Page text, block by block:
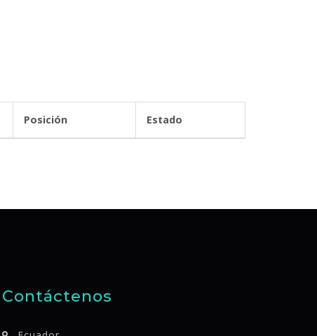
Posición Estado
Contáctenos